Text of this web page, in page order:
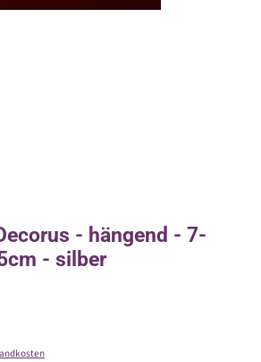
- hängend - 7-
- silber